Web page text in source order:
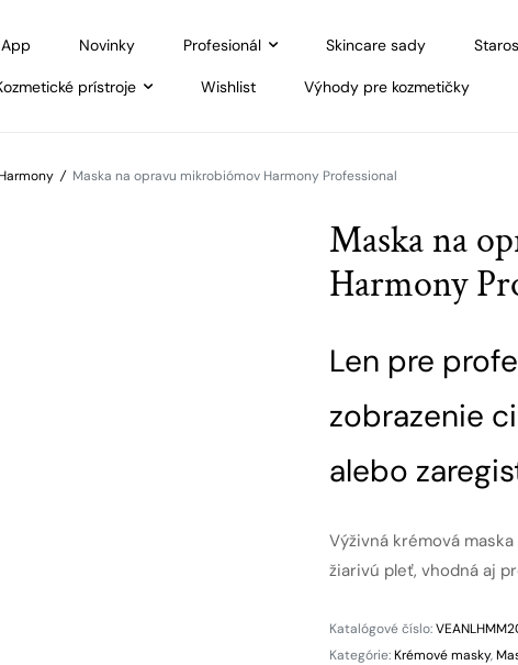
Novinky Profesionál Skincare sady
prístroje Wishlist Výhody pre kozmetičky
/ Maska na opravu mikrobiómov Harmony Professional
Maska na
Harmony
Len pre
zobrazenie
alebo
Výživná krémová
žiarivú pleť, vhodná aj
Katalógové číslo:
Kategórie:Krémové masky,